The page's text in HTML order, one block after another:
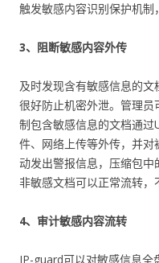
触发敏感内容识别保护机制
3、阻断敏感内容外传
及时发现含有敏感信息的
很好防止机密外泄。管理
制包含敏感信息的文档通
件、网络上传等外传，并
动发出警报信息，压缩包中
非敏感文档可以正常流转，
4、审计敏感内容流转
IP-guard可以对敏感信息全